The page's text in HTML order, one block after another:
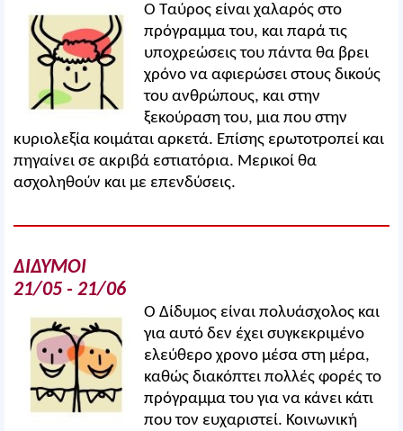
Ο Ταύρος είναι χαλαρός στο
πρόγραμμα του, και παρά τις
υποχρεώσεις του πάντα θα βρει
χρόνο να αφιερώσει στους δικούς
του ανθρώπους, και στην
ξεκούραση του, μια που στην
κυριολεξία κοιμάται αρκετά. Επίσης ερωτοτροπεί και
πηγαίνει σε ακριβά εστιατόρια. Μερικοί θα
ασχοληθούν και με επενδύσεις.
ΔΙΔΥΜΟΙ
21/05 - 21/06
Ο Δίδυμος είναι πολυάσχολος και
για αυτό δεν έχει συγκεκριμένο
ελεύθερο χρονο μέσα στη μέρα,
καθώς διακόπτει πολλές φορές το
πρόγραμμα του για να κάνει κάτι
που τον ευχαριστεί. Κοινωνική